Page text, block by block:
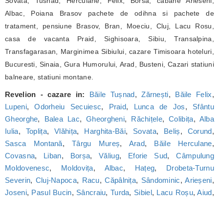
Albac, Poiana Brasov pachete de odihna si pachete de
tratament, pensiune Brasov, Bran, Moeciu, Cluj, Lacu Rosu,
casa de vacanta Praid, Sighisoara, Sibiu, Transalpina,
Transfagarasan, Marginimea Sibiului, cazare Timisoara hoteluri,
Bucuresti, Sinaia, Gura Humorului, Arad, Busteni, Cazari statiuni
balneare, statiuni montane.
Revelion - cazare in: Băile Tușnad,Zărnești, Băile Felix,
Lupeni,Odorheiu Secuiesc, Praid, Lunca de Jos, Sfântu
Gheorghe, Balea Lac,Gheorgheni, Răchițele,Colibița, Alba
Iulia, Toplița,Vlăhița, Harghita-Băi, Sovata, Beliș, Corund,
Sasca Montană,Târgu Mureș, Arad, Băile Herculane,
Covasna, Liban, Borșa,Văliug, Eforie Sud,Câmpulung
Moldovenesc, Moldovița, Albac, Hațeg, Drobeta-Turnu
Severin, Cluj-Napoca, Racu,Căpâlnița, Sândominic,Arieșeni,
Joseni, Pasul Bucin, Sâncraiu, Turda, Sibiel, Lacu Roșu,Aiud,